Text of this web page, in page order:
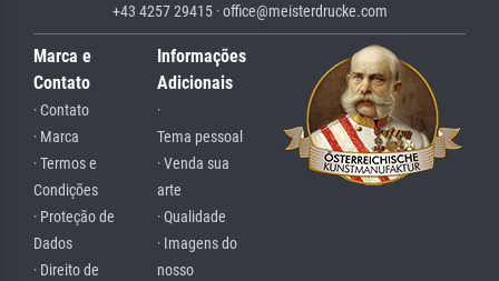
+43 4257 29415 · office@meisterdrucke.com
Marca e
Contato
· Contato
· Marca
· Termos e
Condições
· Proteção de
Dados
· Direito de
Informações
Adicionais
·
Tema pessoal
· Venda sua
arte
· Qualidade
· Imagens do
nosso